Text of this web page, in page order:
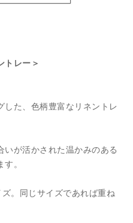
トレー＞
した、色柄豊富なリネントレ
いが活かされた温かみのある
。
。同じサイズであれば重ね